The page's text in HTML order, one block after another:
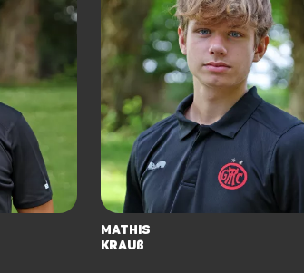
Mathis
Krauß